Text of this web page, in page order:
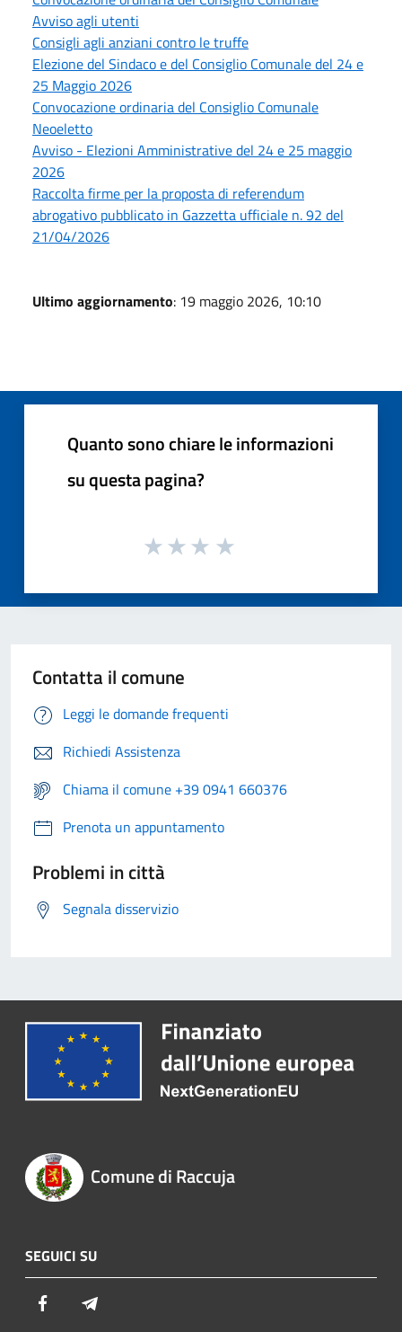
Avviso agli utenti
Consigli agli anziani contro le truffe
Elezione del Sindaco e del Consiglio Comunale del 24 e
25 Maggio 2026
Convocazione ordinaria del Consiglio Comunale
Neoeletto
Avviso - Elezioni Amministrative del 24 e 25 maggio
2026
Raccolta firme per la proposta di referendum
abrogativo pubblicato in Gazzetta ufficiale n. 92 del
21/04/2026
Ultimo aggiornamento: 19 maggio 2026, 10:10
Quanto sono chiare le informazioni
su questa pagina?
Contatta il comune
Leggi le domande frequenti
Richiedi Assistenza
Chiama il comune +39 0941 660376
Prenota un appuntamento
Problemi in città
Segnala disservizio
Comune di Raccuja
SEGUICI SU
Facebook